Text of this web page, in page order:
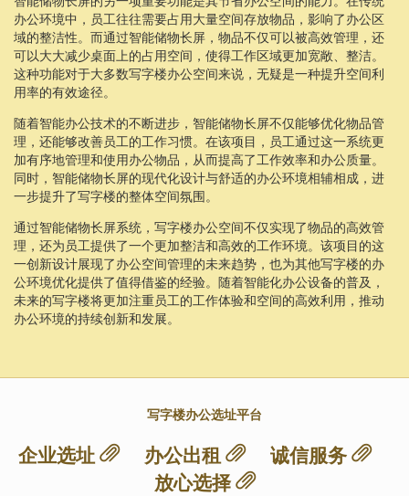
办公环境中，员工往往需要占用大量空间存放物品，影响了办公区
域的整洁性。而通过智能储物长屏，物品不仅可以被高效管理，还
可以大大减少桌面上的占用空间，使得工作区域更加宽敞、整洁。
这种功能对于大多数写字楼办公空间来说，无疑是一种提升空间利
用率的有效途径。
随着智能办公技术的不断进步，智能储物长屏不仅能够优化物品管
理，还能够改善员工的工作习惯。在该项目，员工通过这一系统更
加有序地管理和使用办公物品，从而提高了工作效率和办公质量。
同时，智能储物长屏的现代化设计与舒适的办公环境相辅相成，进
一步提升了写字楼的整体空间氛围。
通过智能储物长屏系统，写字楼办公空间不仅实现了物品的高效管
理，还为员工提供了一个更加整洁和高效的工作环境。该项目的这
一创新设计展现了办公空间管理的未来趋势，也为其他写字楼的办
公环境优化提供了值得借鉴的经验。随着智能化办公设备的普及，
未来的写字楼将更加注重员工的工作体验和空间的高效利用，推动
办公环境的持续创新和发展。
写字楼办公选址平台
企业选址 办公出租
诚信服务
放心选择